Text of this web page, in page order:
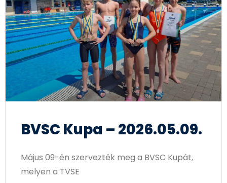
BVSC Kupa – 2026.05.09.
Május 09-én szervezték meg a BVSC Kupát,
melyen a TVSE